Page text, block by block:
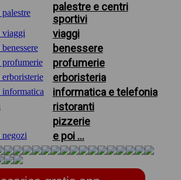
palestre e centri
sportivi
viaggi
benessere
profumerie
erboristeria
informatica e telefonia
ristoranti
pizzerie
e poi ...